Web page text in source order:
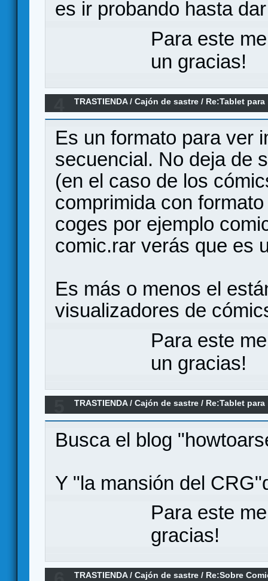
es ir probando hasta
Para este
un gracias!
TRASTIENDA/Cajón de sastre / Re:Tablet
Es un formato para ver
secuencial. No deja de
(en el caso de los
comprimida con
coges por ejemplo
comic.rar verás que es
Es más o menos el
visualizadores de
Para este
un gracias!
TRASTIENDA/Cajón de sastre / Re:Tablet
Busca el blog
Y "la mansión del
Para este
gracias!
TRASTIENDA/Cajón de sastre / Re:Sobre